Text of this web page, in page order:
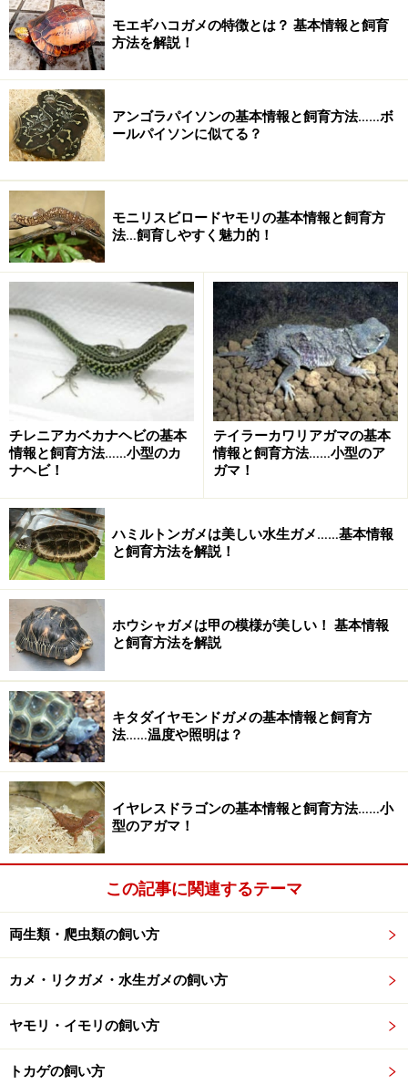
この表皮は、硬質のタンパク質である「
」を分
泌してます。表皮の一番外側の細胞はケラチンを大量に
含むことで死んで、ケラチンの層を作って表皮を覆って
その下の真皮を守ります。このケラチンの層が角質層で
す。ちなみにケラチンは、私たち人間の毛髪や爪にも多
く含まれています。
このケラチンの分泌は、カメやワニの場合は継続的に行
われていますが、両生類やトカゲ、ヘビの場合、分泌に
休眠期間があります。
「ケラチン分泌」→「角質層形成」→「ケラチン分泌休
眠」→「ケラチン分泌」→「角質層形成」→・・・
となるわけです。ですから、古い角質層と新しい角質層
は連続しないため、間に空間ができてしまいます。その
空間から古い角質層が浮いてとれるのが「脱皮」という
わけです。
カメやワニは、ケラチンの分泌の休眠期間がないため、
ヘビやトカゲのような脱皮にはならないのです。
ただ、カメの場合はケラチンの分泌量に季節による変動
があるため、甲板にいわゆる「年輪」ができる場合が多
く、年齢を知ることに利用されます。
ただし、いつまでも古くなった角質層に覆われているわ
けにもいきませんから、ときどき甲板やワニの場合はウ
ロコがポロリとはげ落ちるわけです。もちろん、健全な
証拠ですので心配する必要はありません。
私たち人間の「垢」も表皮の古い角質がはげ落ちてきた
ものですから、両爬の脱皮とそういう意味では同じとい
うことになります。
このように、「古いモノと新しいモノが入れ替わる」と
いう体の現象を「
はまさに「新陳代謝」というわけです。ですから正常な
で、両爬の脱皮は健康のバロメータと言えるわけです。
サキシマスジオの脱皮
爬虫類の脱皮の頻度
モエギハコガメの特徴とは？ 基本情報と飼育
方法を解説！
アンゴラパイソンの基本情報と飼育方法……ボ
ールパイソンに似てる？
モニリスビロードヤモリの基本情報と飼育方
法…飼育しやすく魅力的！
チレニアカベカナヘビの基本
情報と飼育方法……小型のカ
ナヘビ！
テイラーカワリアガマの基本
情報と飼育方法……小型のア
ガマ！
ハミルトンガメは美しい水生ガメ……基本情報
と飼育方法を解説！
ホウシャガメは甲の模様が美しい！ 基本情報
と飼育方法を解説
キタダイヤモンドガメの基本情報と飼育方
法……温度や照明は？
イヤレスドラゴンの基本情報と飼育方法……小
型のアガマ！
この記事に関連するテーマ
両生類・爬虫類の飼い方
カメ・リクガメ・水生ガメの飼い方
ヤモリ・イモリの飼い方
トカゲの飼い方